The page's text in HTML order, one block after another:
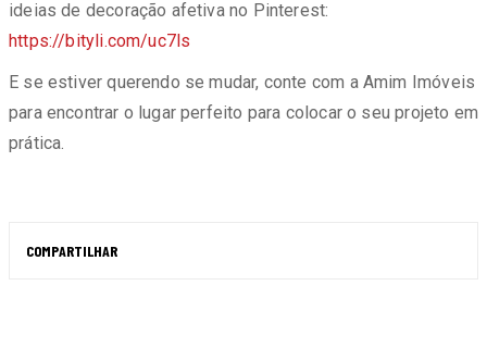
ideias de decoração afetiva no Pinterest:
https://bityli.com/uc7ls
E se estiver querendo se mudar, conte com a Amim Imóveis
para encontrar o lugar perfeito para colocar o seu projeto em
prática.
COMPARTILHAR